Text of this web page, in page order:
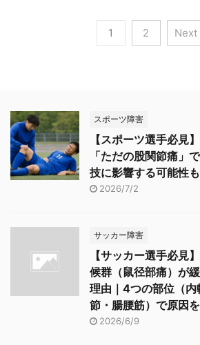
1 2 Next
スポーツ障害
【スポーツ選手必見
「ただの股関節痛」
技に影響する可能性
2026/7/2
サッカー障害
【サッカー選手必見
候群（鼠径部痛）が
理由｜4つの部位（内
節・腸腰筋）で原因
2026/6/9